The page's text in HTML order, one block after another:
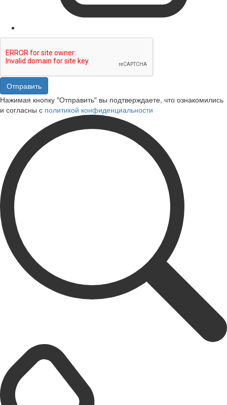
Отправить
Нажимая кнопку "Отправить" вы подтверждаете, что ознакомились
и согласны с политикой конфиденциальности